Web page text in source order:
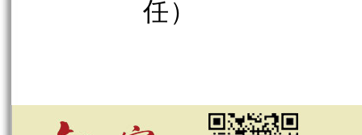
任）